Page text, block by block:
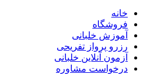
خانه
فروشگاه
آموزش خلبانی
رزرو پرواز تفریحی
آزمون آنلاین خلبانی
درخواست مشاوره